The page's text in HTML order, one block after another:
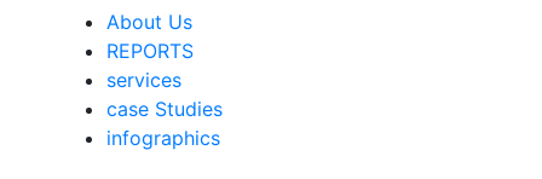
About Us
REPORTS
services
case Studies
infographics